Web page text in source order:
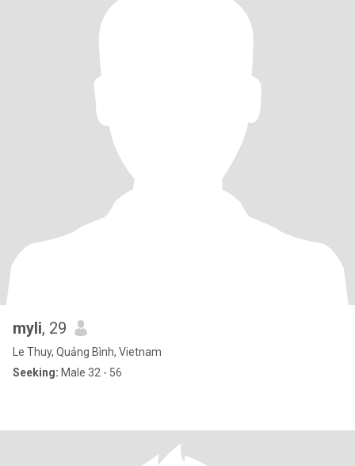
myli, 29
Le Thuy, Quảng Bình, Vietnam
Seeking: Male 32 - 56